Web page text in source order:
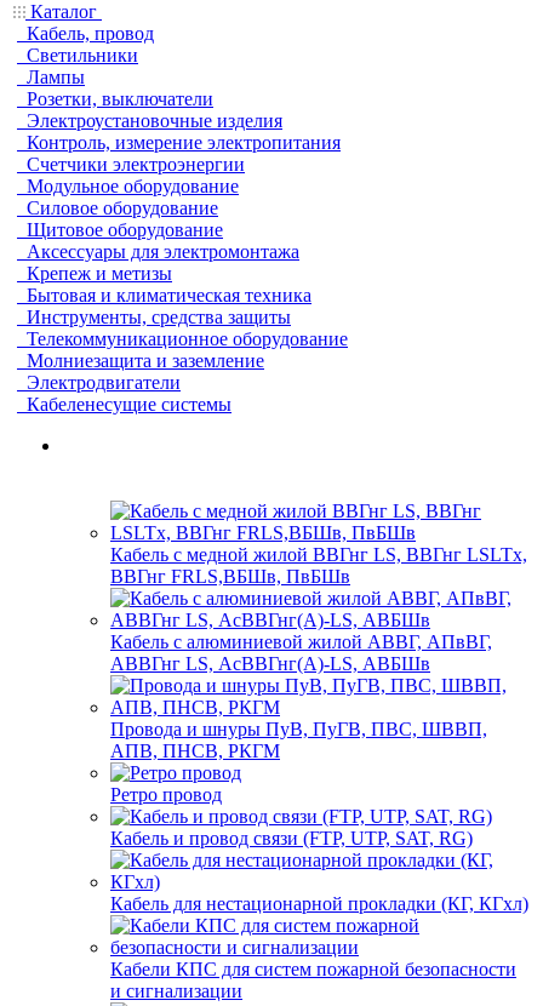
Каталог
Кабель, провод
Светильники
Лампы
Розетки, выключатели
Электроустановочные изделия
Контроль, измерение электропитания
Счетчики электроэнергии
Модульное оборудование
Силовое оборудование
Щитовое оборудование
Аксессуары для электромонтажа
Крепеж и метизы
Бытовая и климатическая техника
Инструменты, средства защиты
Телекоммуникационное оборудование
Молниезащита и заземление
Электродвигатели
Кабеленесущие системы
Кабель с медной жилой ВВГнг LS, ВВГнг LSLTx,
ВВГнг FRLS,ВБШв, ПвБШв
Кабель с алюминиевой жилой АВВГ, АПвВГ,
АВВГнг LS, АсВВГнг(А)-LS, АВБШв
Провода и шнуры ПуВ, ПуГВ, ПВС, ШВВП,
АПВ, ПНСВ, РКГМ
Ретро провод
Кабель и провод связи (FTP, UTP, SAT, RG)
Кабель для нестационарной прокладки (КГ, КГхл)
Кабели КПС для систем пожарной безопасности
и сигнализации